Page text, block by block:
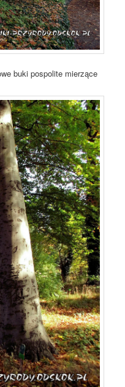
buki pospolite mierzące